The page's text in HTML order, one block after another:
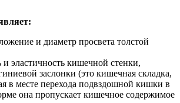
и диаметр просвета толстой
и эластичность кишечной стенки,
заслонки (это кишечная складка,
в месте перехода подвздошной кишки в
она пропускает кишечное содержимое